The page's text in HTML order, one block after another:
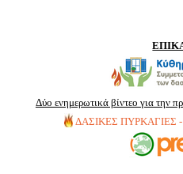
Δύο ενημερωτικά βίντεο για την
ΔΑΣΙΚΕΣ ΠΥΡΚΑΓΙΕΣ